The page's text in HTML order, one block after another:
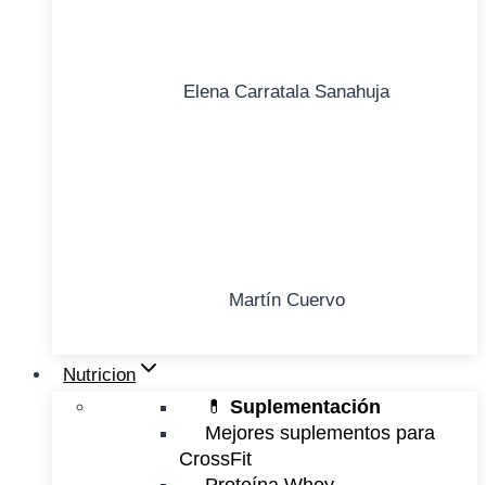
Elena Carratala Sanahuja
Martín Cuervo
Nutricion
💊 Suplementación
Mejores suplementos para
CrossFit